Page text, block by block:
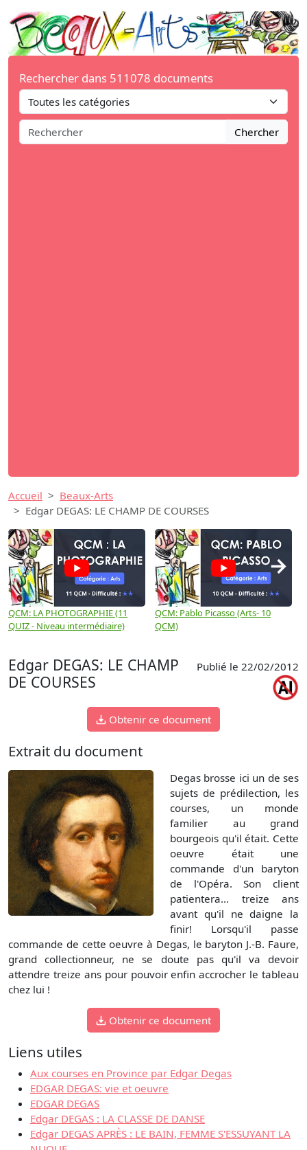
Rechercher dans 511078 documents
Chercher
Accueil
Beaux-Arts
Edgar DEGAS: LE CHAMP DE COURSES
QCM: LA PHOTOGRAPHIE (11
QUIZ - Niveau intermédiaire)
QCM: Pablo Picasso (Arts- 10
QCM)
→
Edgar DEGAS: LE CHAMP
DE COURSES
Publié le 22/02/2012
Obtenir ce document
Extrait du document
Degas brosse ici un de ses
sujets de prédilection, les
courses, un monde
familier au grand
bourgeois qu'il était. Cette
oeuvre était une
commande d'un baryton
de l'Opéra. Son client
patientera... treize ans
avant qu'il ne daigne la
finir! Lorsqu'il passe
commande de cette oeuvre à Degas, le baryton J.-B. Faure,
grand collectionneur, ne se doute pas qu'il va devoir
attendre treize ans pour pouvoir enfin accrocher le tableau
chez lui !
Obtenir ce document
Liens utiles
Aux courses en Province par Edgar Degas
EDGAR DEGAS: vie et oeuvre
EDGAR DEGAS
Edgar DEGAS : LA CLASSE DE DANSE
Edgar DEGAS APRÈS : LE BAIN, FEMME S'ESSUYANT LA